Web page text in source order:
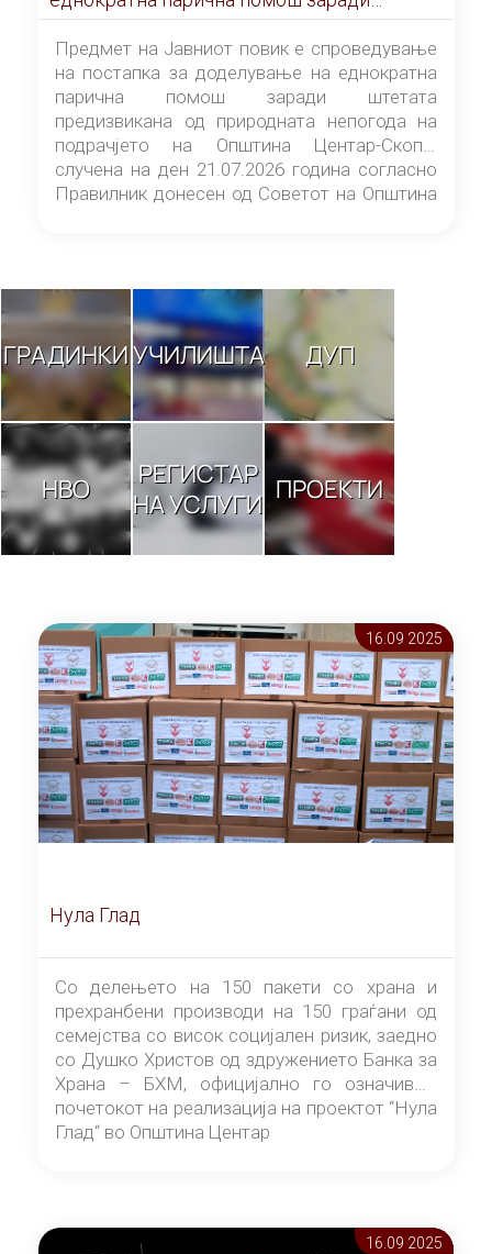
штетата предизвикана од природната
непогода на подрачјето на Општина
Центар-Скопје случена на ден 21.07.2026
година
Предмет на Јавниот повик е спроведување
на постапка за доделување на еднократна
парична помош заради штетата
предизвикана од природната непогода на
подрачјето на Општина Центар-Скопје
случена на ден 21.07.2026 година согласно
Правилник донесен од Советот на Општина
ГРАДИНКИУЧИЛИШТА ДУП
НВО
РЕГИСТАР
НА УСЛУГИ ПРОЕКТИ
16.09 2025
Нула Глад
Со делењето на 150 пакети со храна и
прехранбени производи на 150 граѓани од
семејства со висок социјален ризик, заедно
со Душко Христов од здружението Банка за
Храна – БХМ, официјално го означивме
почетокот на реализација на проектот “Нула
Глад“ во Општина Центар
16.09 2025